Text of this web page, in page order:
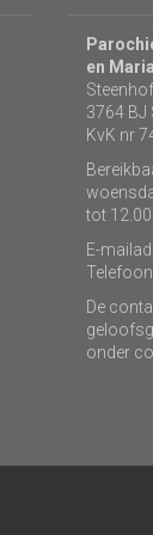
en
3764 BJ
KvK nr
tot 12.00
E-
De
onder